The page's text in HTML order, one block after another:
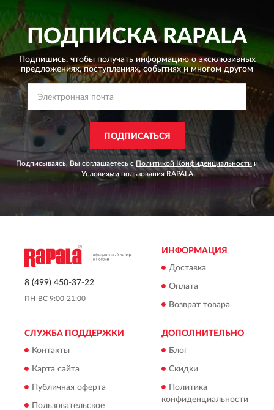
ПОДПИСКАRAPALA
Подпишись, чтобы получать информацию о эксклюзивных
предложениях,поступлениях, событиях и многом другом
ПОДПИСАТЬСЯ
Подписываясь, Вы соглашаетесь сПолитикой Конфиденциальности и
Условиями пользованияRAPALA
8 (499) 450-37-22
ПН-ВС 9:00-21:00
ИНФОРМАЦИЯ
Доставка
Оплата
Возврат товара
СЛУЖБА ПОДДЕРЖКИ
Контакты
Карта сайта
Публичная оферта
Пользовательское
ДОПОЛНИТЕЛЬНО
Блог
Скидки
Политика
конфиденциальности